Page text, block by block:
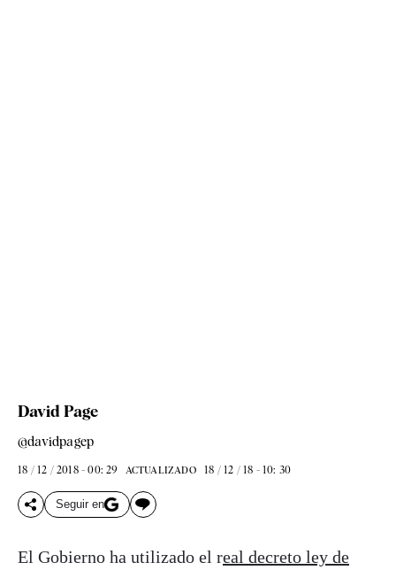
David Page
@davidpagep
18 / 12 / 2018 - 00: 29 ACTUALIZADO 18 / 12 / 18 - 10: 30
Seguir en
El Gobierno ha utilizado el real decreto ley de